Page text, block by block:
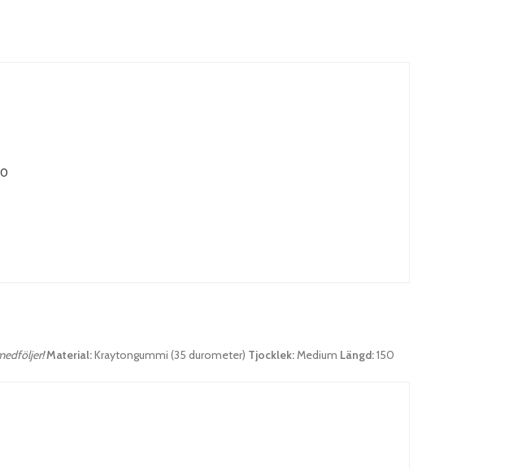
Material:Kraytongummi (35 durometer) Tjocklek:Medium Längd:150